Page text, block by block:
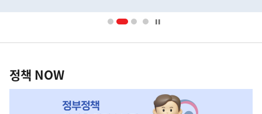
영
책
NOW,
정책 NOW